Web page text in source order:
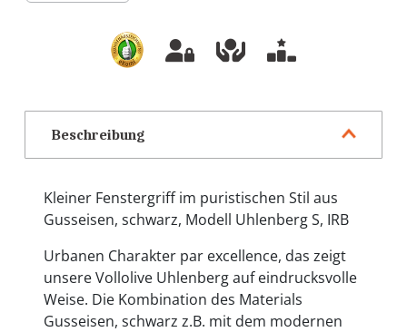
Beschreibung
Kleiner Fenstergriff im puristischen Stil aus
Gusseisen, schwarz, Modell Uhlenberg S, IRB
Urbanen Charakter par excellence, das zeigt
unsere Vollolive Uhlenberg auf eindrucksvolle
Weise. Die Kombination des Materials
Gusseisen, schwarz z.B. mit dem modernen